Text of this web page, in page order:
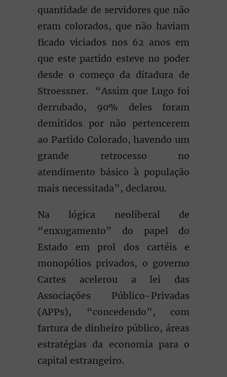
quantidade de servidores que não
eram colorados, que não haviam
ficado viciados nos 62 anos em
que este partido esteve no poder
desde o começo da ditadura de
Stroessner. “Assim que Lugo foi
derrubado, 90% deles foram
demitidos por não pertencerem
ao Partido Colorado, havendo um
grande retrocesso no
atendimento básico à população
mais necessitada”, declarou.
Na lógica neoliberal de
“enxugamento” do papel do
Estado em prol dos cartéis e
monopólios privados, o governo
Cartes acelerou a lei das
Associações Público-Privadas
(APPs), “concedendo”, com
fartura de dinheiro público, áreas
estratégias da economia para o
capital estrangeiro.